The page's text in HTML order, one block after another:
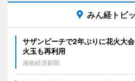
みん経トピ
サザンビーチで2年ぶりに花火大
火玉も再利用
湘南経済新聞